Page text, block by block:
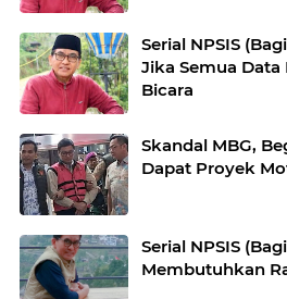
Serial NPSIS
Jika Semua Data
Bicara
Skandal MBG,
Dapat Proyek
Serial NPSIS
Membutuhkan